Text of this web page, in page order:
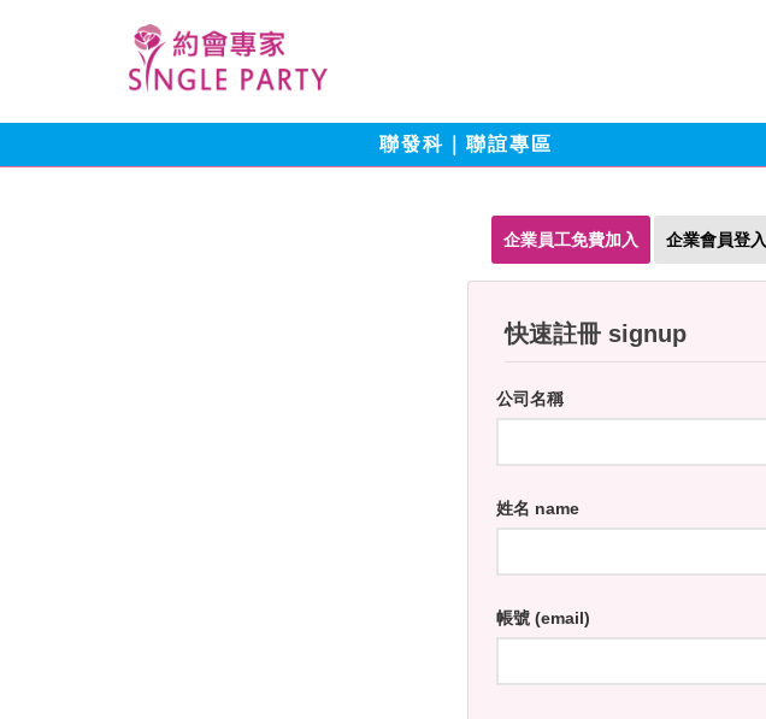
聯發科｜聯誼專區
企業員工免費加入 企業會員登入
快速註冊 signup
公司名稱
姓名 name
帳號 (email)